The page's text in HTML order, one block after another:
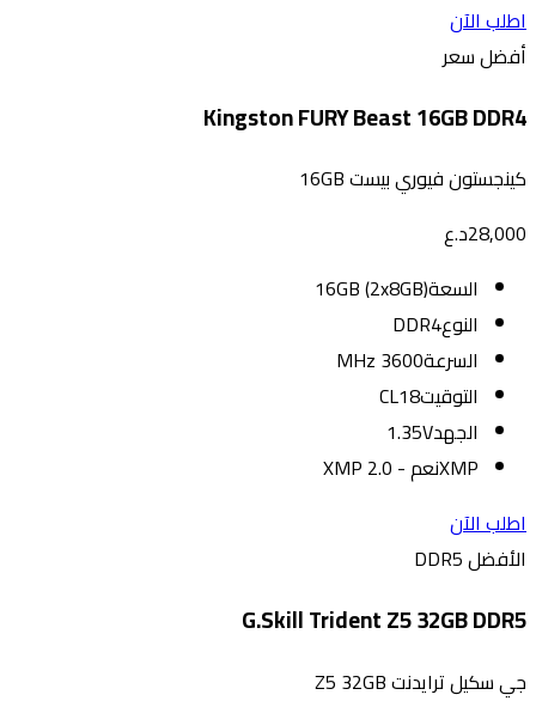
اطلب الآن
أفضل سعر
Kingston FURY Beast 16GB DDR4
كينجستون فيوري بيست 16GB
28,000د.ع
السعة16GB (2x8GB)
النوعDDR4
السرعة3600 MHz
التوقيتCL18
الجهد1.35V
XMPنعم - XMP 2.0
اطلب الآن
الأفضل DDR5
G.Skill Trident Z5 32GB DDR5
جي سكيل ترايدنت Z5 32GB